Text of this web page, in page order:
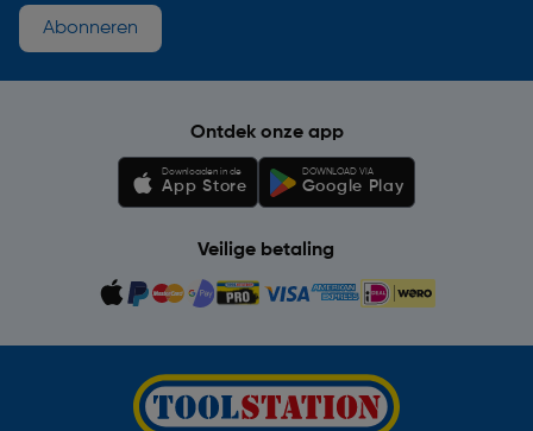
Abonneren
Ontdek onze app
Downloaden in de
App Store
DOWNLOAD VIA
Google Play
Veilige betaling